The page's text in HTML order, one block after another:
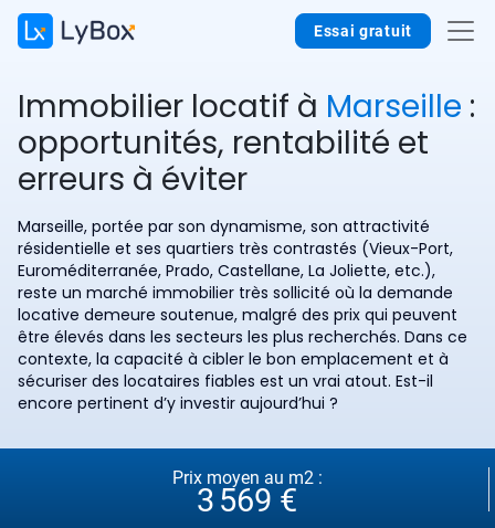
Essai gratuit
Immobilier locatif à Marseille :
opportunités, rentabilité et
erreurs à éviter
Marseille, portée par son dynamisme, son attractivité
résidentielle et ses quartiers très contrastés (Vieux-Port,
Euroméditerranée, Prado, Castellane, La Joliette, etc.),
reste un marché immobilier très sollicité où la demande
locative demeure soutenue, malgré des prix qui peuvent
être élevés dans les secteurs les plus recherchés. Dans ce
contexte, la capacité à cibler le bon emplacement et à
sécuriser des locataires fiables est un vrai atout. Est-il
encore pertinent d’y investir aujourd’hui ?
Prix moyen au m2 :
3 569 €